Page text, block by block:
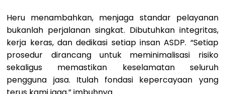
Heru menambahkan, menjaga standar pelayanan
bukanlah perjalanan singkat. Dibutuhkan integritas,
kerja keras, dan dedikasi setiap insan ASDP. “Setiap
prosedur dirancang untuk meminimalisasi risiko
sekaligus memastikan keselamatan seluruh
pengguna jasa. Itulah fondasi kepercayaan yang